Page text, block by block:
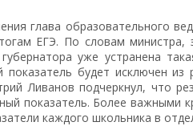
глава образовательного
ЕГЭ. По словам министра,
уже устранена
будет исключен из
Ливанов подчеркнул, что
показатель. Более важными
каждого школьника в